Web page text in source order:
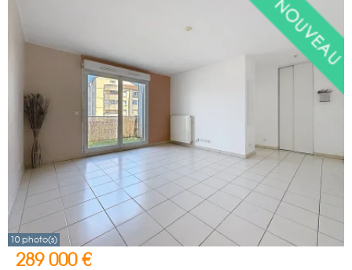
10 photo(s)
289 000 €